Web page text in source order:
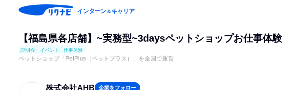
インターン＆キャリア
【福島県各店舗】~実務型~3daysペットショップお仕事体験
説明会・イベント 仕事体験
ペットショップ「PetPlus（ペットプラス）」を全国で運営
株式会社AHB 企業をフォロー